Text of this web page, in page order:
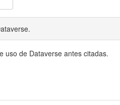
uso de Dataverse antes citadas.